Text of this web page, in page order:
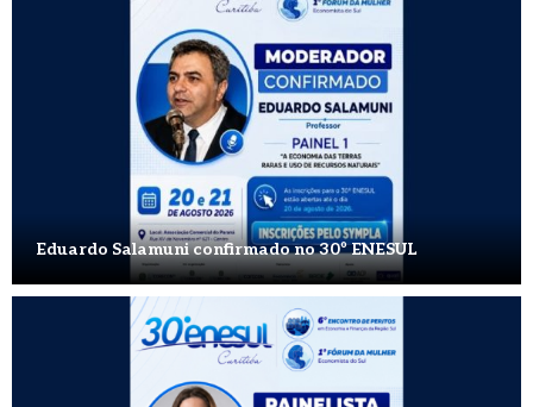
Eduardo Salamuni confirmado no 30º ENESUL